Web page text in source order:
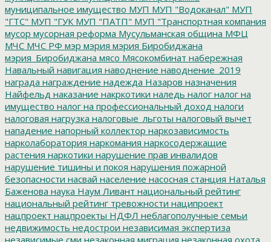
муниципальное имущество МУП МУП "Водоканал" МУП
"ГТС" МУП "ГУК МУП "ПАТП" МУП "Транспортная компания
мусор мусорная реформа Мусульманская община МФЦ
МЧС МЧС РФ мэр мэрия мэрия Биробиджана
мэрия_Биробиджана мясо Мясокомбинат набережная
Навальный навигация наводнение наводнение_2019
награда награждение надежда Назаров назначения
Найфельд наказание накркотики наледь налог налог на
имущество налог на профессиональный доход налоги
налоговая нагрузка налоговые_льготы налоговый вычет
нападение напорный коллектор наркозависимость
нарколаборатория наркомания наркосодержащие
растения наркотики нарушение прав инвалидов
нарушение тишины и покоя нарушения пожарной
безопасности насвай население насосная станция Наталья
Баженова наука Наум Ливант национальный рейтинг
национальный рейтинг тревожности наципроект
нацпроект нацпроекты НДФЛ неблагополучные семьи
недвижимость недострои независимая экспертиза
независимые сми незаконная миграция незаконная охота